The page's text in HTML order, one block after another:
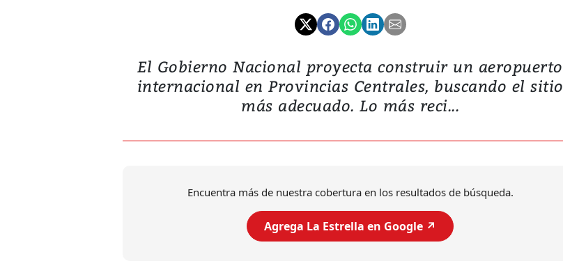
El Gobierno Nacional proyecta construir un aeropuerto
internacional en Provincias Centrales, buscando el sitio
más adecuado. Lo más reci...
Encuentra más de nuestra cobertura en los resultados de búsqueda.
Agrega La Estrella en Google ↗️